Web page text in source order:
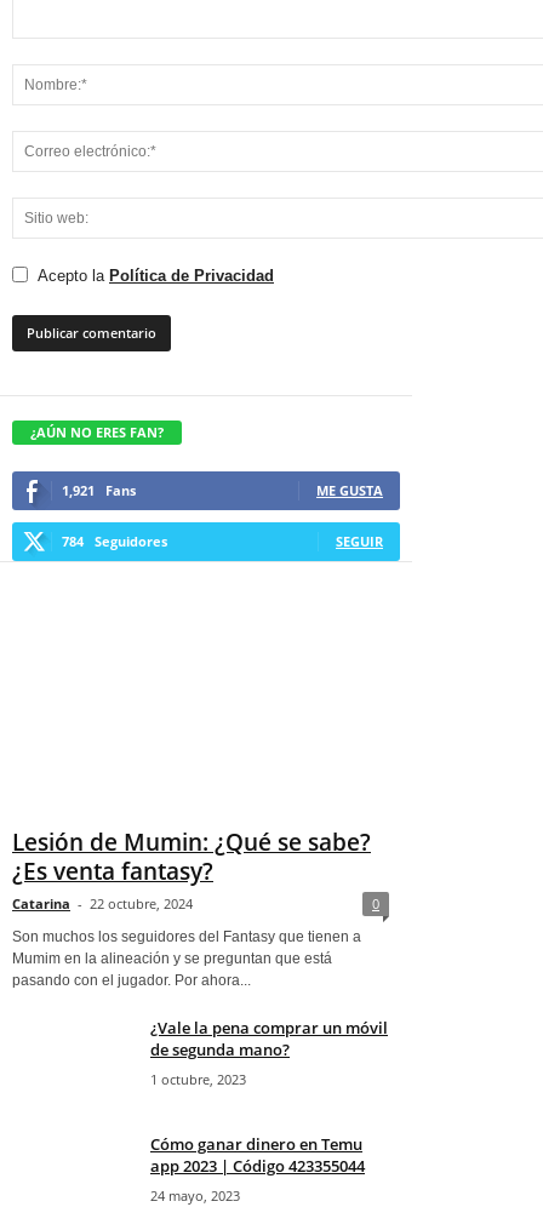
Acepto la Política de Privacidad
¿AÚN NO ERES FAN?
1,921 Fans ME GUSTA
784 Seguidores SEGUIR
Lesión de Mumin: ¿Qué se sabe?
¿Es venta fantasy?
Catarina - 22 octubre, 2024 0
Son muchos los seguidores del Fantasy que tienen a
Mumim en la alineación y se preguntan que está
pasando con el jugador. Por ahora...
¿Vale la pena comprar un móvil
de segunda mano?
1 octubre, 2023
Cómo ganar dinero en Temu
app 2023 | Código 423355044
24 mayo, 2023